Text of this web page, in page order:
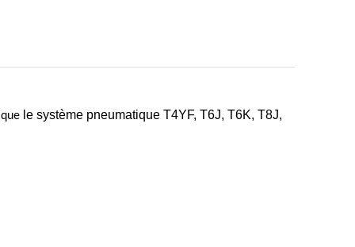
le système pneumatique T4YF, T6J, T6K, T8J,